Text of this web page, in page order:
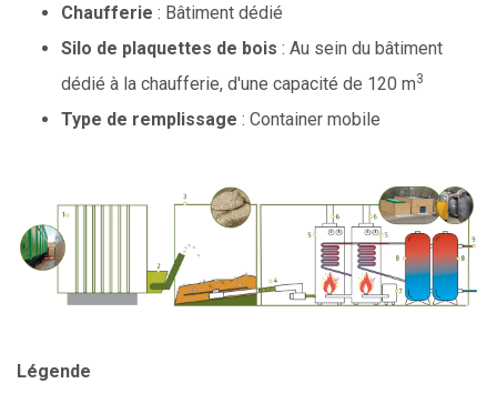
Chaufferie : Bâtiment dédié
Silo de plaquettes de bois : Au sein du bâtiment
dédié à la chaufferie, d'une capacité de 120 m3
Type de remplissage : Container mobile
Légende